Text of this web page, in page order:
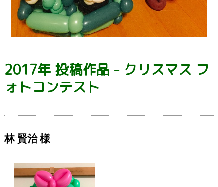
2017年 投稿作品 - クリスマス フ
ォトコンテスト
林 賢治 様